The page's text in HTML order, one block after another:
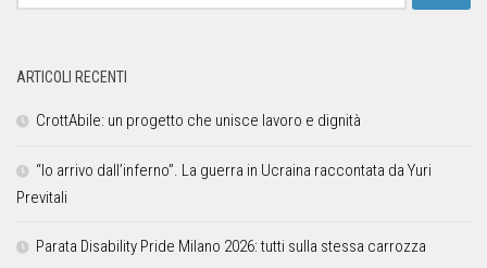
ARTICOLI RECENTI
CrottAbile: un progetto che unisce lavoro e dignità
“Io arrivo dall’inferno”. La guerra in Ucraina raccontata da Yuri
Previtali
Parata Disability Pride Milano 2026: tutti sulla stessa carrozza